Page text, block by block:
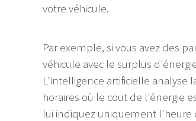
votre véhicule.
Par exemple, si vous avez des
véhicule avec le surplus
L'intelligence artificielle analyse
horaires où le cout de l'énergie
lui indiquez uniquement